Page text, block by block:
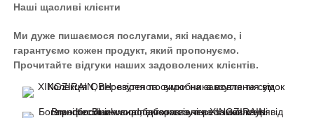
Наші щасливі клієнти
Ми дуже пишаємося послугами, які надаємо, і
гарантуємо кожен продукт, який пропонуємо.
Прочитайте відгуки наших задоволених клієнтів.